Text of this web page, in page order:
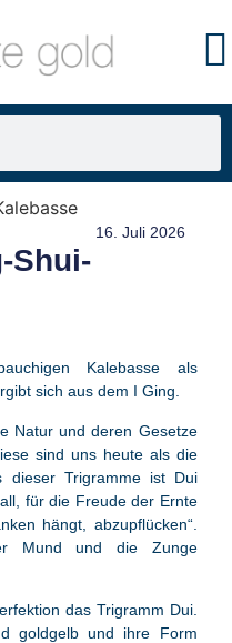
16. Juli 2026
Shui-
Kalebasse als
sich aus dem I Ging.
Natur und deren Gesetze
sind uns heute als die
dieser Trigramme ist Dui
für die Freude der Ernte
hängt, abzupflücken“.
Mund und die Zunge
das Trigramm Dui.
goldgelb und ihre Form